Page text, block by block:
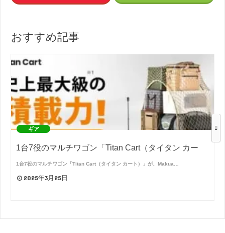
おすすめ記事
ギア
1台7役のマルチワゴン「Titan Cart（タイタン カー
1台7役のマルチワゴン「Titan Cart（タイタン カート）」が、Makua…
2025年3月25日